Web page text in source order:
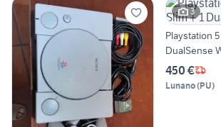
3
Playstation
DualSense
450 €
Lunano(PU)